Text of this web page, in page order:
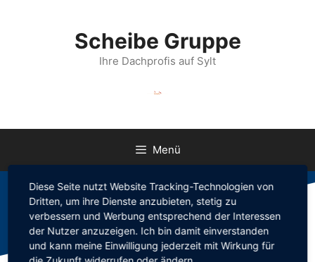
Scheibe Gruppe
Ihre Dachprofis auf Sylt
Menü
Diese Seite nutzt Website Tracking-Technologien von
Dritten, um ihre Dienste anzubieten, stetig zu
verbessern und Werbung entsprechend der Interessen
der Nutzer anzuzeigen. Ich bin damit einverstanden
und kann meine Einwilligung jederzeit mit Wirkung für